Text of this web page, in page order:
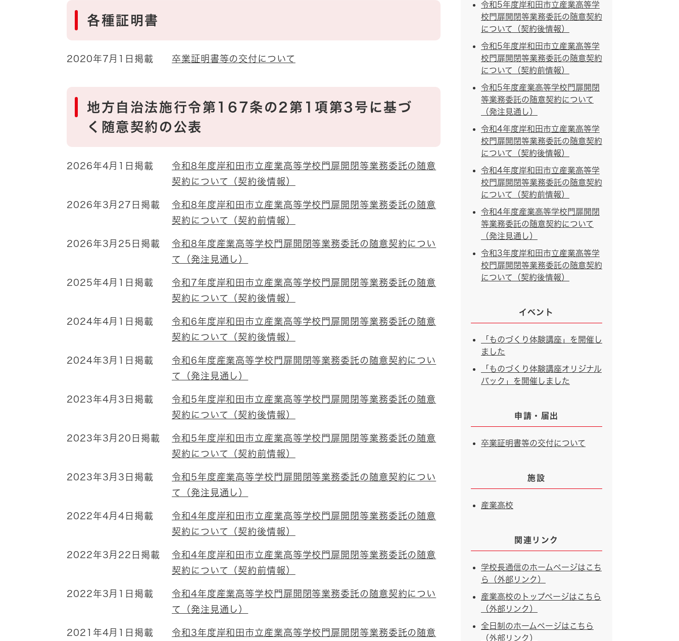
各種証明書
2020年7月1日掲載 卒業証明書等の交付について
地方自治法施行令第167条の2第1項第3号に基づ
く随意契約の公表
2026年4月1日掲載
令和8年度岸和田市立産業高等学校門扉開閉等業務委託の随意
契約について（契約後情報）
2026年3月27日掲載
令和8年度岸和田市立産業高等学校門扉開閉等業務委託の随意
契約について（契約前情報）
2026年3月25日掲載
令和8年度産業高等学校門扉開閉等業務委託の随意契約につい
て（発注見通し）
2025年4月1日掲載
令和7年度岸和田市立産業高等学校門扉開閉等業務委託の随意
契約について（契約後情報）
2024年4月1日掲載
令和6年度岸和田市立産業高等学校門扉開閉等業務委託の随意
契約について（契約後情報）
2024年3月1日掲載
令和6年度産業高等学校門扉開閉等業務委託の随意契約につい
て（発注見通し）
2023年4月3日掲載
令和5年度岸和田市立産業高等学校門扉開閉等業務委託の随意
契約について（契約後情報）
2023年3月20日掲載
令和5年度岸和田市立産業高等学校門扉開閉等業務委託の随意
契約について（契約前情報）
2023年3月3日掲載
令和5年度産業高等学校門扉開閉等業務委託の随意契約につい
て（発注見通し）
2022年4月4日掲載
令和4年度岸和田市立産業高等学校門扉開閉等業務委託の随意
契約について（契約後情報）
2022年3月22日掲載
令和4年度岸和田市立産業高等学校門扉開閉等業務委託の随意
契約について（契約前情報）
2022年3月1日掲載
令和4年度産業高等学校門扉開閉等業務委託の随意契約につい
て（発注見通し）
2021年4月1日掲載
令和3年度岸和田市立産業高等学校門扉開閉等業務委託の随意
令和5年度岸和田市立産業高等学
校門扉開閉等業務委託の随意契約
について（契約後情報）
令和5年度岸和田市立産業高等学
校門扉開閉等業務委託の随意契約
について（契約前情報）
令和5年度産業高等学校門扉開閉
等業務委託の随意契約について
（発注見通し）
令和4年度岸和田市立産業高等学
校門扉開閉等業務委託の随意契約
について（契約後情報）
令和4年度岸和田市立産業高等学
校門扉開閉等業務委託の随意契約
について（契約前情報）
令和4年度産業高等学校門扉開閉
等業務委託の随意契約について
（発注見通し）
令和3年度岸和田市立産業高等学
校門扉開閉等業務委託の随意契約
について（契約後情報）
イベント
「ものづくり体験講座」を開催し
ました
「ものづくり体験講座オリジナル
バック」を開催しました
申請・届出
卒業証明書等の交付について
施設
産業高校
関連リンク
学校長通信のホームページはこち
ら（外部リンク）
産業高校のトップページはこちら
（外部リンク）
全日制のホームページはこちら
（外部リンク）